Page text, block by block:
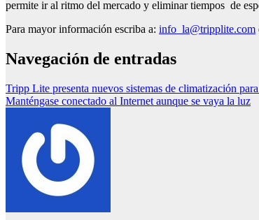
permite ir al ritmo del mercado y eliminar tiempos de
Para mayor información escriba a: info_la@tripplite.com
Navegación de entradas
Tripp Lite presenta nuevos sistemas de climatización
Manténgase conectado al Internet aunque se vaya la luz